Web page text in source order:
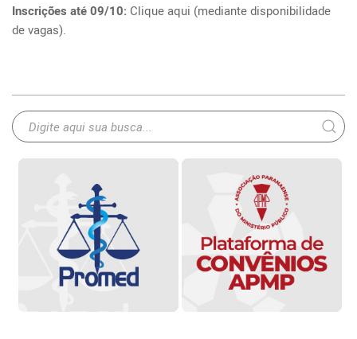
Inscrições até 09/10: Clique aqui (mediante disponibilidade
de vagas).